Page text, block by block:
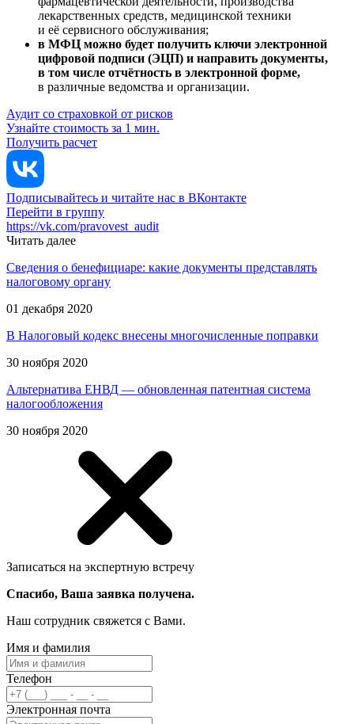
лекарственных средств, медицинской техники
и её сервисного обслуживания;
в МФЦ можно будет получить ключи электронной
цифровой подписи (ЭЦП) и направить документы,
в том числе отчётность в электронной форме,
в различные ведомства и организации.
Аудит со страховкой от рисков
Узнайте стоимость за 1 мин.
Получить расчет
Подписывайтесь и читайте нас в ВКонтакте
Перейти в группу
https://vk.com/pravovest_audit
Читать далее
Сведения о бенефициаре: какие документы представлять
налоговому органу
01 декабря 2020
В Налоговый кодекс внесены многочисленные поправки
30 ноября 2020
Альтернатива ЕНВД — обновленная патентная система
налогообложения
30 ноября 2020
Записаться на экспертную встречу
Спасибо, Ваша заявка получена.
Наш сотрудник свяжется с Вами.
Имя и фамилия
Телефон
Электронная почта